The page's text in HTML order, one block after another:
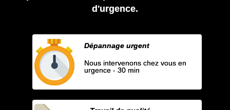
d'urgence.
Dépannage urgent
Nous intervenons chez vous en
urgence - 30 min